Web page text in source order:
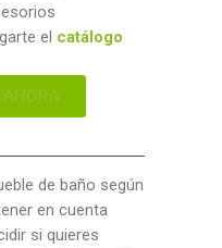
el catálogo
AHORA
de baño según
en cuenta
si quieres